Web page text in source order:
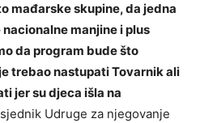
mađarske skupine, da jedna
manjine i plus
da program bude što
trebao nastupati Tovarnik ali
jer su djeca išla na
Udruge za njegovanje